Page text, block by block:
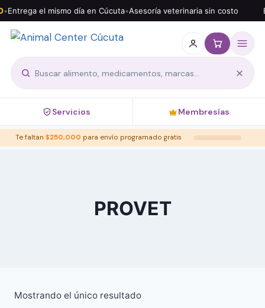
•Entrega el mismo día en Cúcuta•Asesoría veterinaria sin costo
Servicios Membresías
Te faltan $250,000 para envío programado gratis
PROVET
Mostrando el único resultado